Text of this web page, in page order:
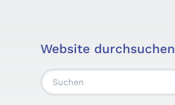
Website durchsuchen